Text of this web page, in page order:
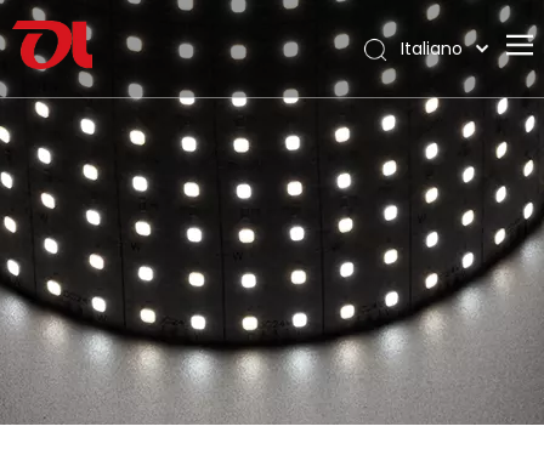
Casa
Chi siamo
Prodotti
Applicazione
Supporto
Scarica
Blog
Contatto
Italiano
العربية
Français
Pусский
Español
Português
Deutsch
日本語
한국어
Nederlands